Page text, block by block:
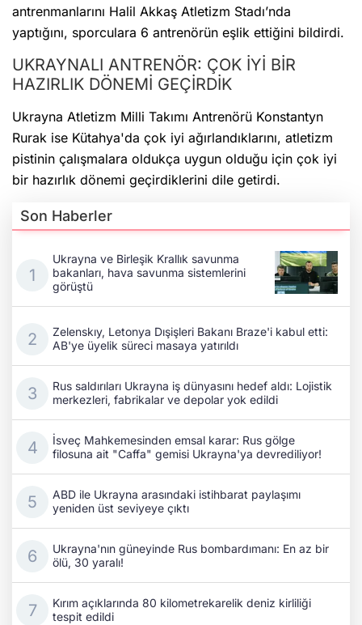
antrenmanlarını Halil Akkaş Atletizm Stadı’nda
yaptığını, sporculara 6 antrenörün eşlik ettiğini bildirdi.
UKRAYNALI ANTRENÖR: ÇOK İYİ BİR
HAZIRLIK DÖNEMİ GEÇİRDİK
Ukrayna Atletizm Milli Takımı Antrenörü Konstantyn
Rurak ise Kütahya'da çok iyi ağırlandıklarını, atletizm
pistinin çalışmalara oldukça uygun olduğu için çok iyi
bir hazırlık dönemi geçirdiklerini dile getirdi.
Son Haberler
Ukrayna ve Birleşik Krallık savunma
bakanları, hava savunma sistemlerini
görüştü
Zelenskıy, Letonya Dışişleri Bakanı Braze'i kabul etti:
AB'ye üyelik süreci masaya yatırıldı
Rus saldırıları Ukrayna iş dünyasını hedef aldı: Lojistik
merkezleri, fabrikalar ve depolar yok edildi
İsveç Mahkemesinden emsal karar: Rus gölge
filosuna ait "Caffa" gemisi Ukrayna'ya devrediliyor!
ABD ile Ukrayna arasındaki istihbarat paylaşımı
yeniden üst seviyeye çıktı
Ukrayna'nın güneyinde Rus bombardımanı: En az bir
ölü, 30 yaralı!
Kırım açıklarında 80 kilometrekarelik deniz kirliliği
tespit edildi